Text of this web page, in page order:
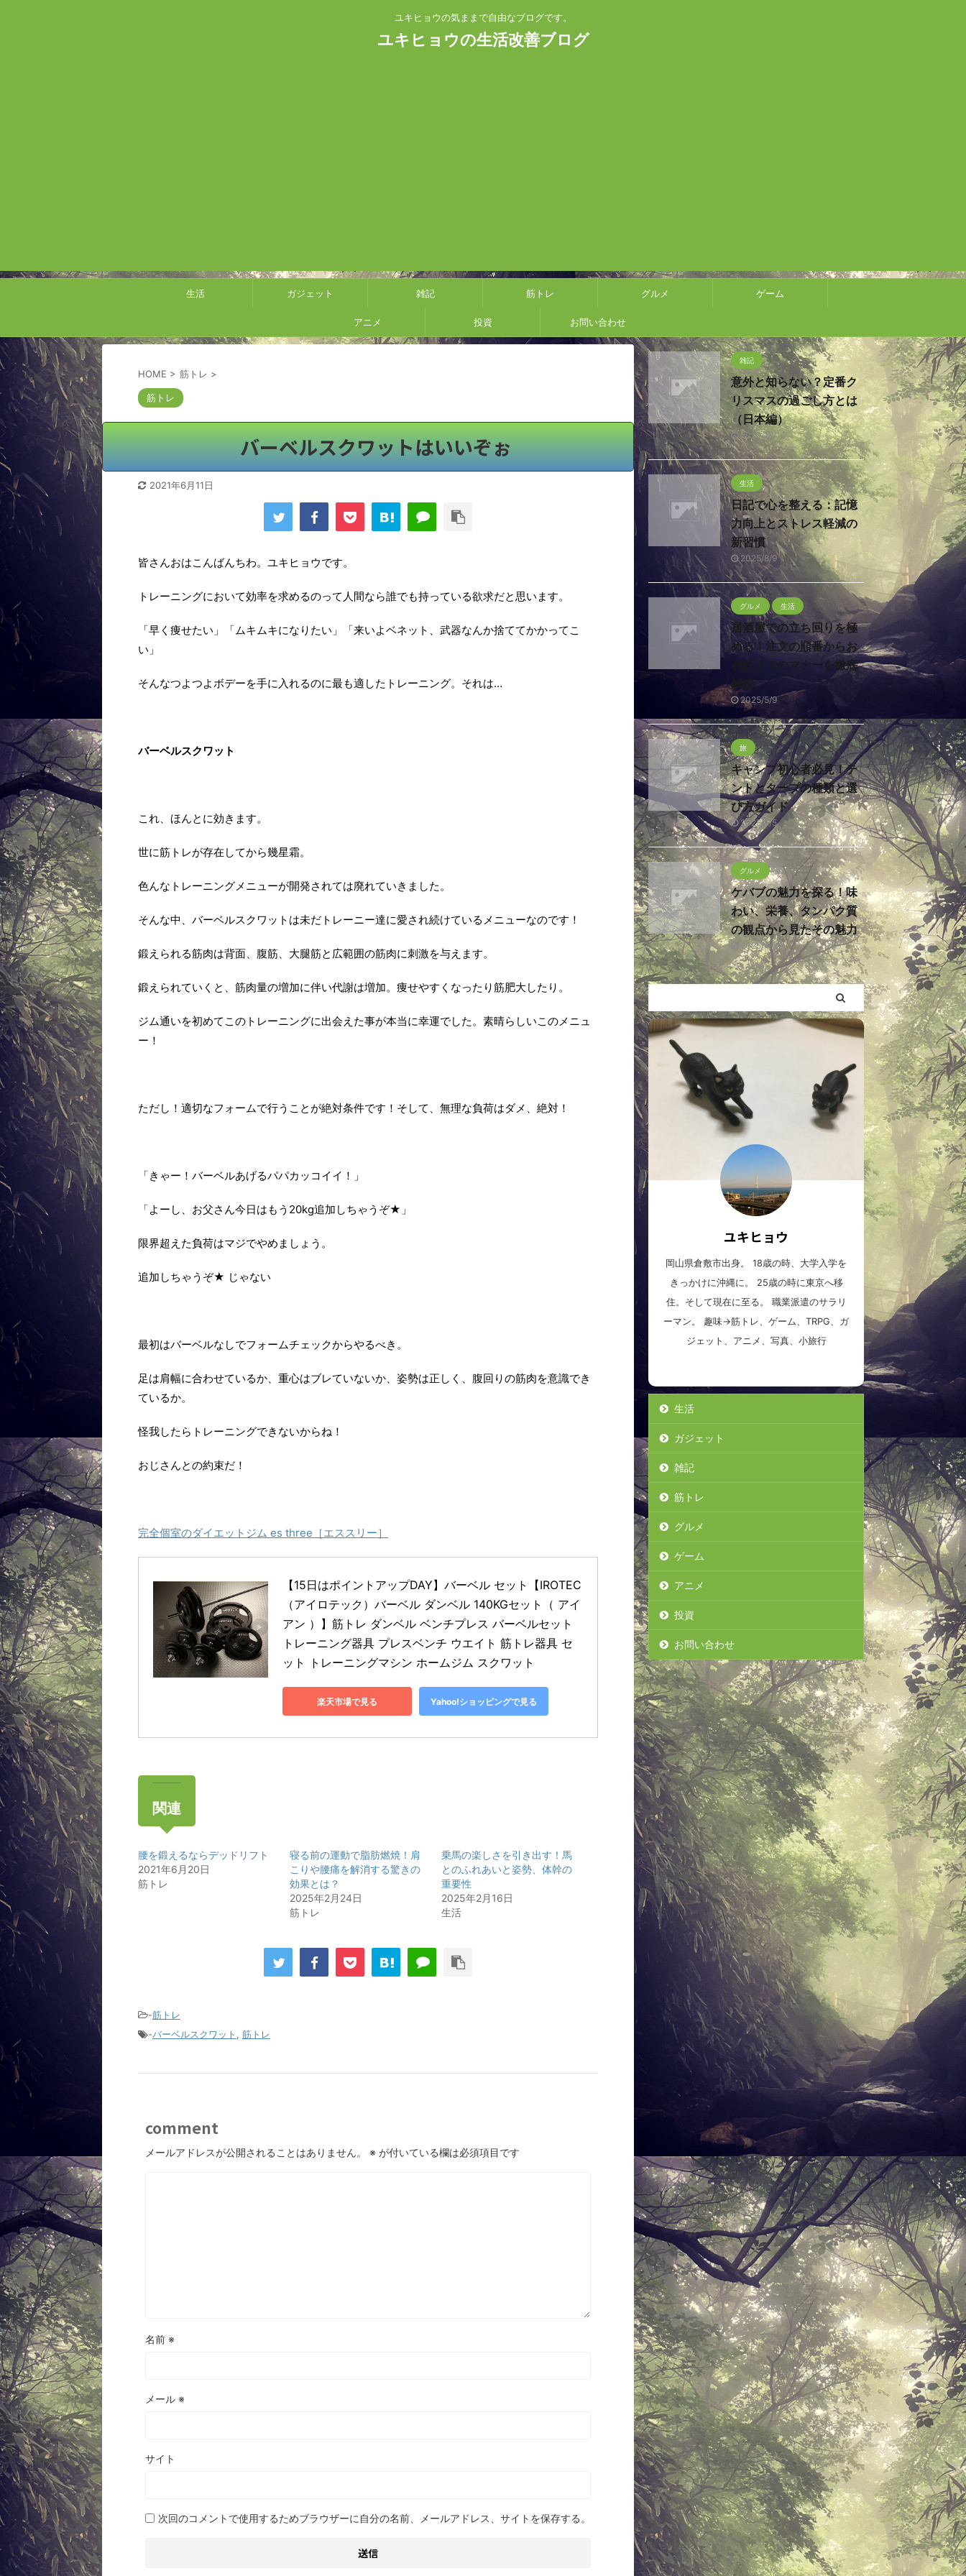
ユキヒョウの気ままで自由なブログです。
ユキヒョウの生活改善ブログ
生活 ガジェット 雑記 筋トレ グルメ ゲーム
アニメ 投資 お問い合わせ
HOME > 筋トレ >
筋トレ
バーベルスクワットはいいぞぉ
2021年6月11日
皆さんおはこんばんちわ。ユキヒョウです。
トレーニングにおいて効率を求めるのって人間なら誰でも持っている欲求だと思います。
「早く痩せたい」「ムキムキになりたい」「来いよベネット、武器なんか捨ててかかってこ
い」
そんなつよつよボデーを手に入れるのに最も適したトレーニング。それは…
バーベルスクワット
これ、ほんとに効きます。
世に筋トレが存在してから幾星霜。
色んなトレーニングメニューが開発されては廃れていきました。
そんな中、バーベルスクワットは未だトレーニー達に愛され続けているメニューなのです！
鍛えられる筋肉は背面、腹筋、大腿筋と広範囲の筋肉に刺激を与えます。
鍛えられていくと、筋肉量の増加に伴い代謝は増加。痩せやすくなったり筋肥大したり。
ジム通いを初めてこのトレーニングに出会えた事が本当に幸運でした。素晴らしいこのメニュ
ー！
ただし！適切なフォームで行うことが絶対条件です！そして、無理な負荷はダメ、絶対！
「きゃー！バーベルあげるパパカッコイイ！」
「よーし、お父さん今日はもう20kg追加しちゃうぞ★」
限界超えた負荷はマジでやめましょう。
追加しちゃうぞ★ じゃない
最初はバーベルなしでフォームチェックからやるべき。
足は肩幅に合わせているか、重心はブレていないか、姿勢は正しく、腹回りの筋肉を意識でき
ているか。
怪我したらトレーニングできないからね！
おじさんとの約束だ！
完全個室のダイエットジム es three［エススリー］
【15日はポイントアップDAY】バーベル セット【IROTEC
（アイロテック）バーベル ダンベル 140KGセット（ アイ
アン ）】筋トレ ダンベル ベンチプレス バーベルセット
トレーニング器具 プレスベンチ ウエイト 筋トレ器具 セ
ット トレーニングマシン ホームジム スクワット
楽天市場で見る Yahoo!ショッピングで見る
関連
腰を鍛えるならデッドリフト
2021年6月20日
筋トレ
寝る前の運動で脂肪燃焼！肩
こりや腰痛を解消する驚きの
効果とは？
2025年2月24日
筋トレ
乗馬の楽しさを引き出す！馬
とのふれあいと姿勢、体幹の
重要性
2025年2月16日
生活
-筋トレ
-バーベルスクワット , 筋トレ
comment
メールアドレスが公開されることはありません。 ※ が付いている欄は必須項目です
名前 ※
メール ※
サイト
次回のコメントで使用するためブラウザーに自分の名前、メールアドレス、サイトを保存する。
雑記
意外と知らない？定番ク
リスマスの過ごし方とは
（日本編）
2025/12/16
生活
日記で心を整える：記憶
力向上とストレス軽減の
新習慣
2025/8/9
グルメ 生活
居酒屋での立ち回りを極
める！注文の順番からお
会計までのマナーを徹底
解説
2025/5/9
旅
キャンプ初心者必見！テ
ントとタープの種類と選
び方ガイド
2025/5/5
グルメ
ケバブの魅力を探る！味
わい、栄養、タンパク質
の観点から見たその魅力
2025/4/30
ユキヒョウ
岡山県倉敷市出身。 18歳の時、大学入学を
きっかけに沖縄に。 25歳の時に東京へ移
住。そして現在に至る。 職業派遣のサラリ
ーマン。 趣味→筋トレ、ゲーム、TRPG、ガ
ジェット、アニメ、写真、小旅行
生活
ガジェット
雑記
筋トレ
グルメ
ゲーム
アニメ
投資
お問い合わせ